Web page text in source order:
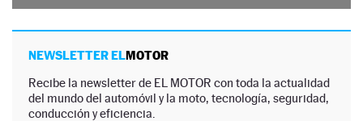
NEWSLETTER ELMOTOR
Recibe la newsletter de EL MOTOR con toda la actualidad
del mundo del automóvil y la moto, tecnología, seguridad,
conducción y eficiencia.